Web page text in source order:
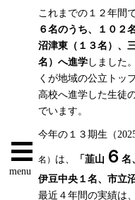
menu
これまでの１２年間で
６名のうち、１０２
沼津東 （１３名） 、
名） へ進学 しました
くが地域の公立トッ
高校へ進学した生徒
でいます。
今年の１３期生（
名） は、 「韮山 ６ 名
伊豆中央１ 名、市立
最近４年間の実績は、